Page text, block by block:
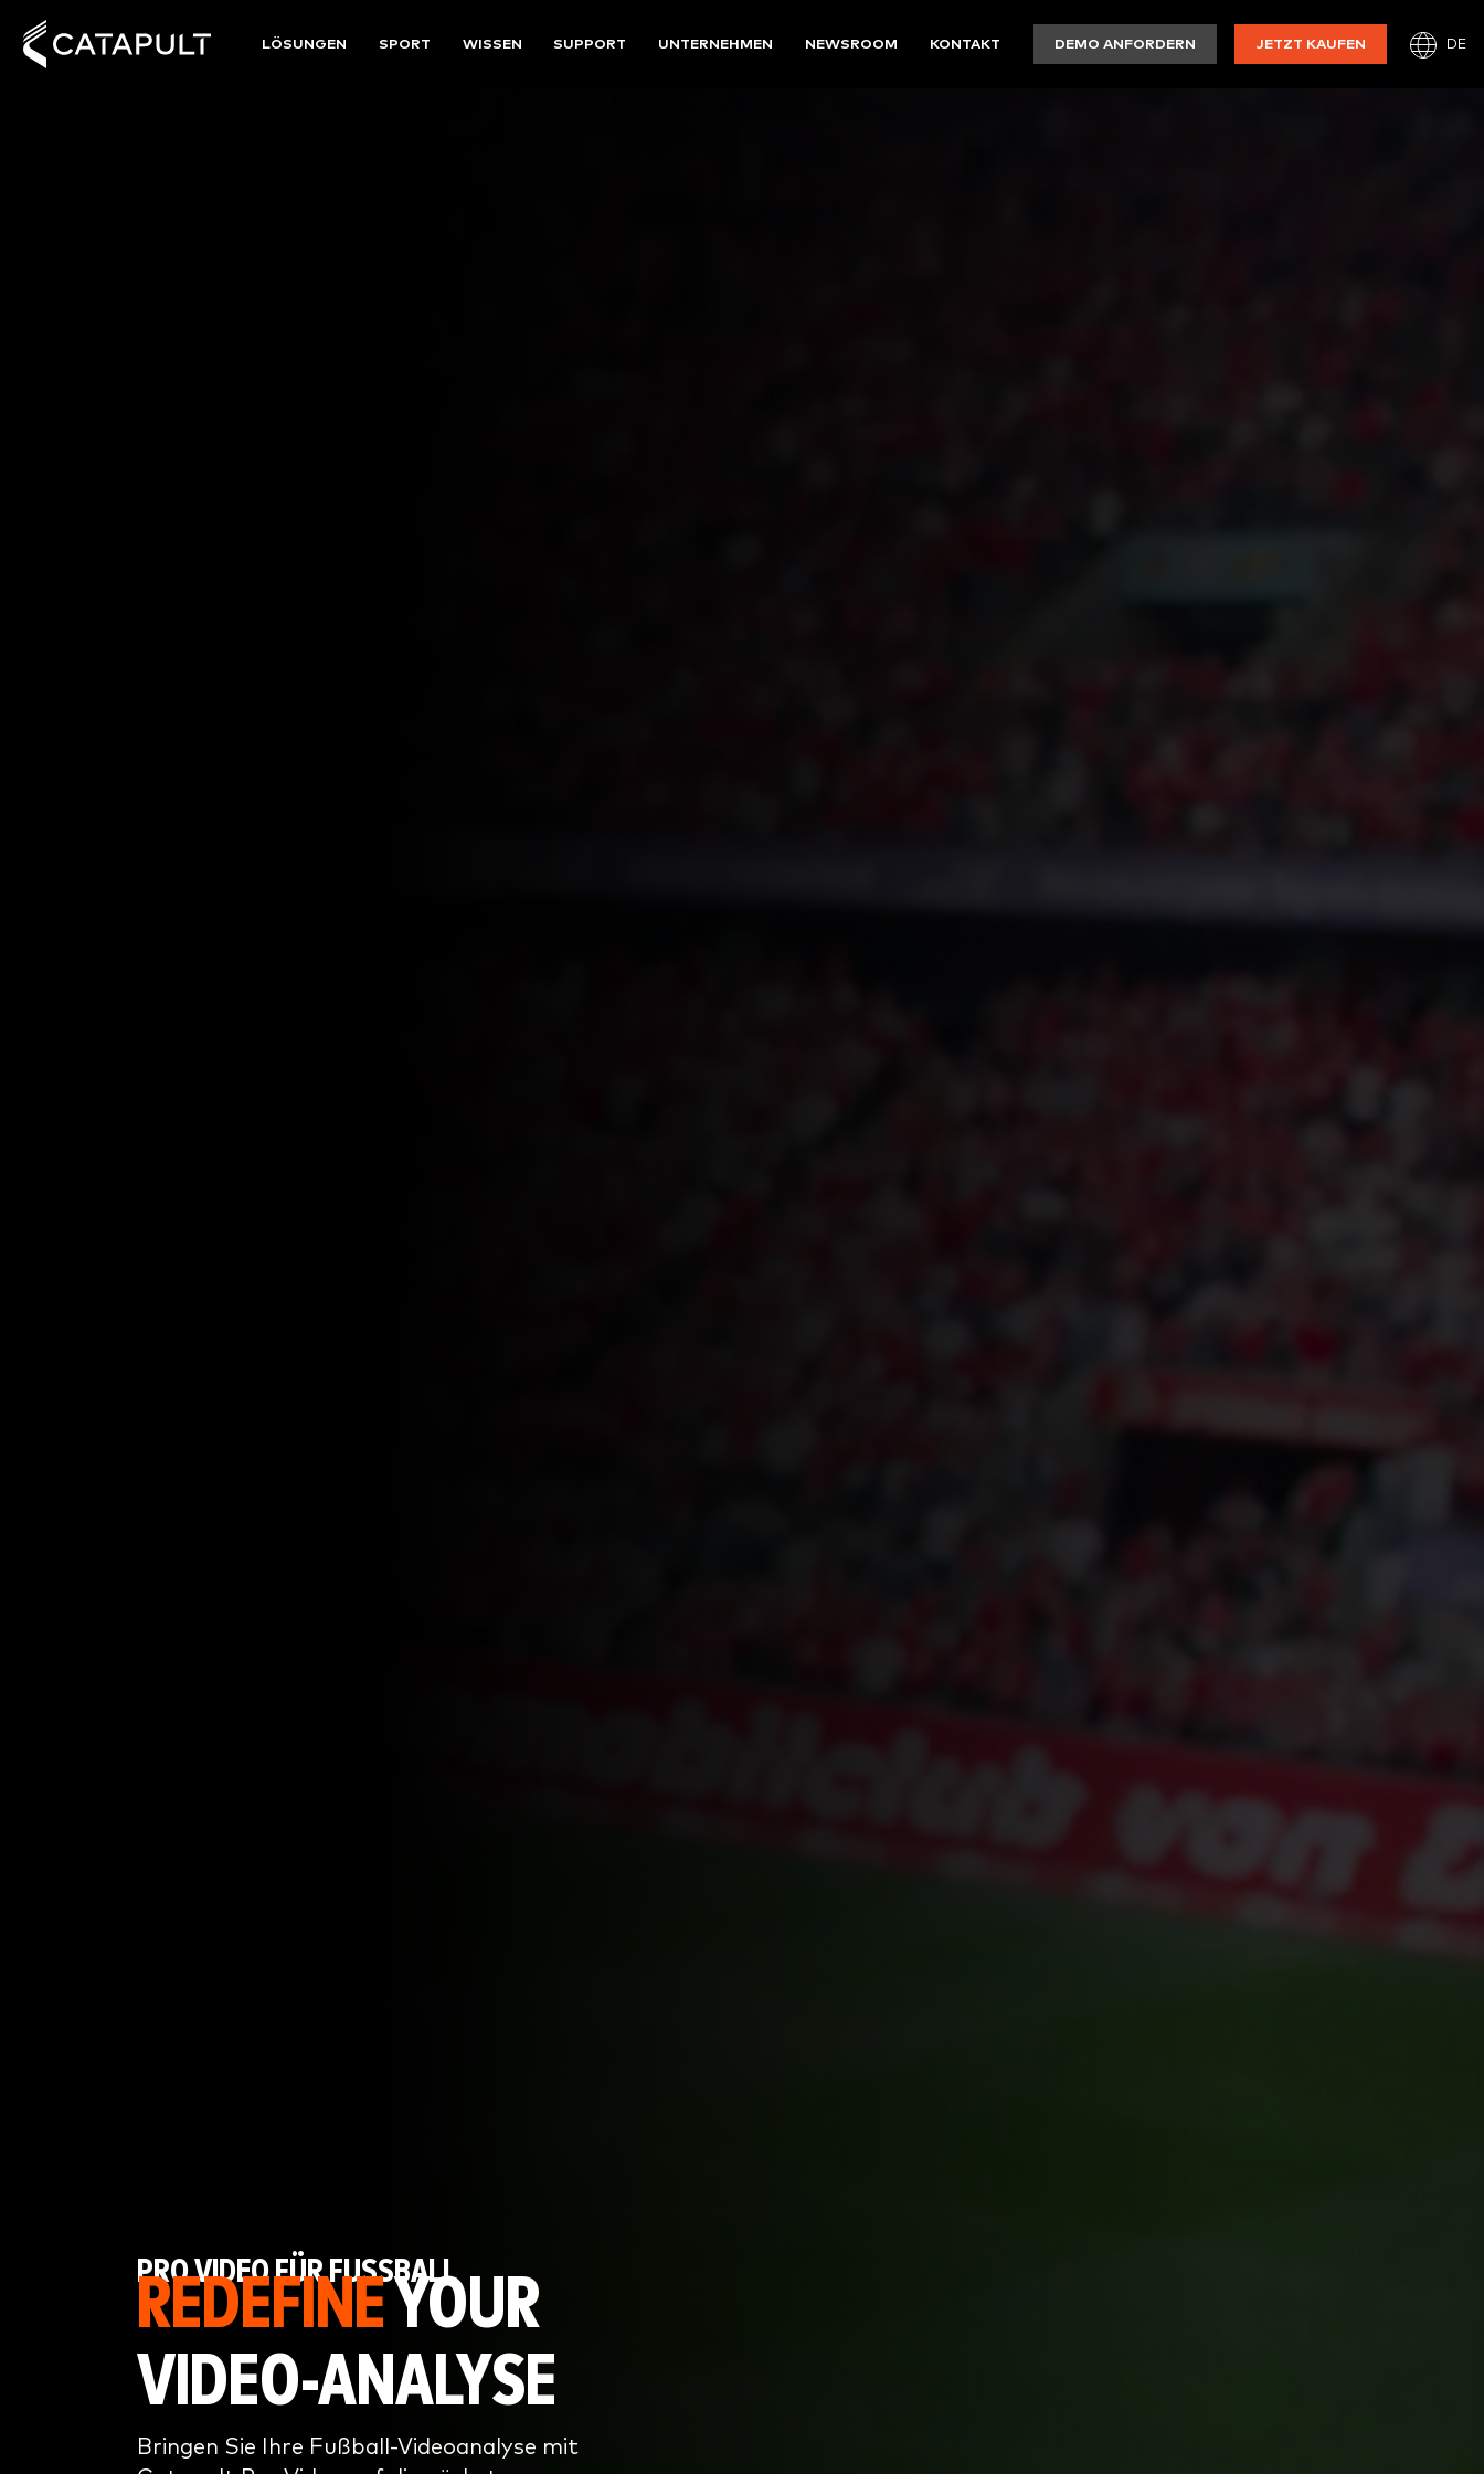
LÖSUNGEN SPORT WISSEN SUPPORT UNTERNEHMEN NEWSROOM KONTAKT DEMO ANFORDERN JETZT KAUFEN DE
PRO VIDEO FÜR FUSSBALL
REDEFINEYOUR
VIDEO-ANALYSE
Bringen Sie Ihre Fußball-Videoanalyse mit